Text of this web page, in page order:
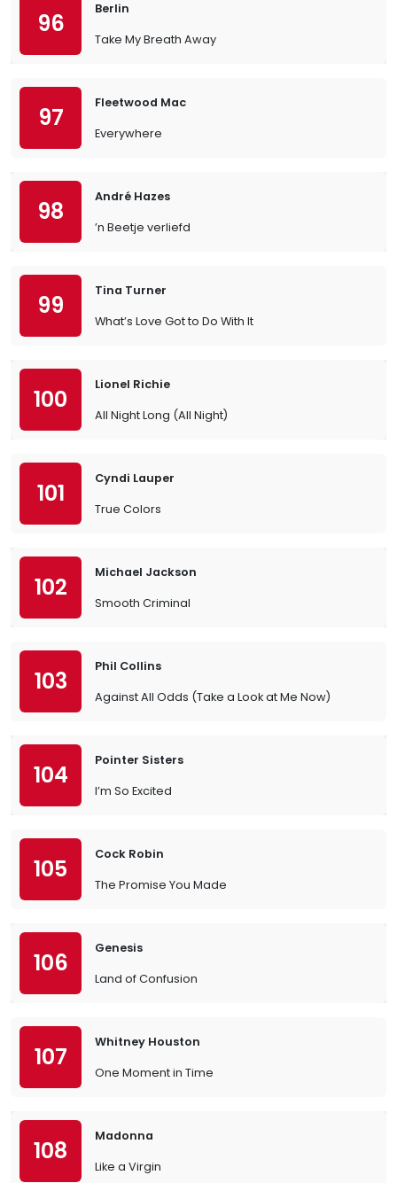
96
Berlin
Take My Breath Away
97
Fleetwood Mac
Everywhere
98
André Hazes
’n Beetje verliefd
99
Tina Turner
What’s Love Got to Do With It
100
Lionel Richie
All Night Long (All Night)
101
Cyndi Lauper
True Colors
102
Michael Jackson
Smooth Criminal
103
Phil Collins
Against All Odds (Take a Look at Me Now)
104
Pointer Sisters
I’m So Excited
105
Cock Robin
The Promise You Made
106
Genesis
Land of Confusion
107
Whitney Houston
One Moment in Time
108
Madonna
Like a Virgin